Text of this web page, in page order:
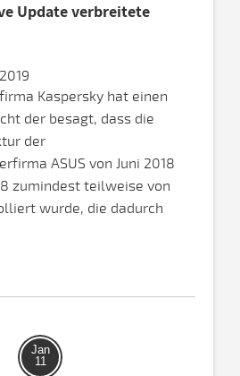
Update verbreitete
Kaspersky hat einen
der besagt, dass die
der
ASUS von Juni 2018
zumindest teilweise von
wurde, die dadurch
Jan
11